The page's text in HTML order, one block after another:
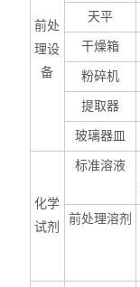
前处
理设
备
天平
干燥箱
粉碎机
提取器
玻璃器皿
化学
试剂
标准溶液
前处理溶剂